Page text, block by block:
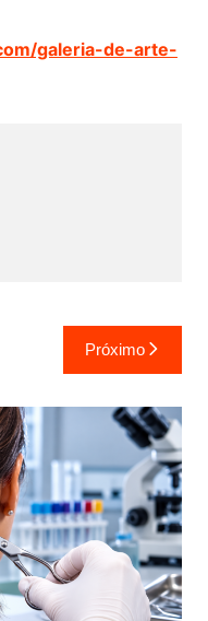
galeria-de-arte-
Próximo